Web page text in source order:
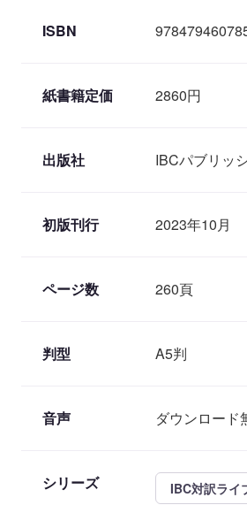
ISBN
紙書籍定価 2860円
出版社 IBCパブリッ
初版刊行 2023年10月
ページ数 260頁
判型 A5判
音声 ダウンロード
シリーズ IBC対訳ライ